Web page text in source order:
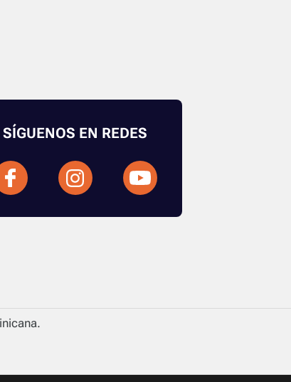
SÍGUENOS EN REDES